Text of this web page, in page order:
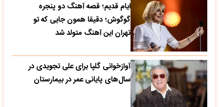
ایام قدیم؛ قصه آهنگ دو پنجره
گوگوش؛ دقیقا همون جایی که تو
تهران این آهنگ متولد شد
آوازخوانی گلپا برای علی تجویدی در
سال‌های پایانی عمر در بیمارستان